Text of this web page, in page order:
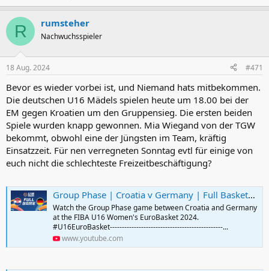
R rumsteher
Nachwuchsspieler
18 Aug. 2024 #471
Bevor es wieder vorbei ist, und Niemand hats mitbekommen.
Die deutschen U16 Mädels spielen heute um 18.00 bei der
EM gegen Kroatien um den Gruppensieg. Die ersten beiden
Spiele wurden knapp gewonnen. Mia Wiegand von der TGW
bekommt, obwohl eine der Jüngsten im Team, kräftig
Einsatzzeit. Für nen verregneten Sonntag evtl für einige von
euch nicht die schlechteste Freizeitbeschäftigung?
Group Phase | Croatia v Germany | Full Basketball Game | FIBA U16 Women's EuroBasket 2024
Watch the Group Phase game between Croatia and Germany
at the FIBA U16 Women's EuroBasket 2024.
#U16EuroBasket-----------------------------------------------...
www.youtube.com